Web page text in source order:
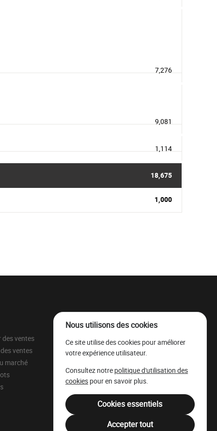
7,276
9,081
1,114
18,675
1,000
des ventes
ventes
marché
À propos
Parc à grumes
Mentions légales
Filière Bois Wallonie
Nous utilisons des cookies
Ce site utilise des cookies pour améliorer
votre expérience utilisateur.
Consultez notre politique d'utilisation des
cookies pour en savoir plus.
Cookies essentiels
Accepter tout